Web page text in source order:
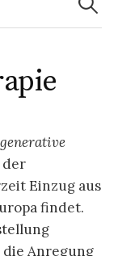
der
Einzug aus
findet.
Anregung